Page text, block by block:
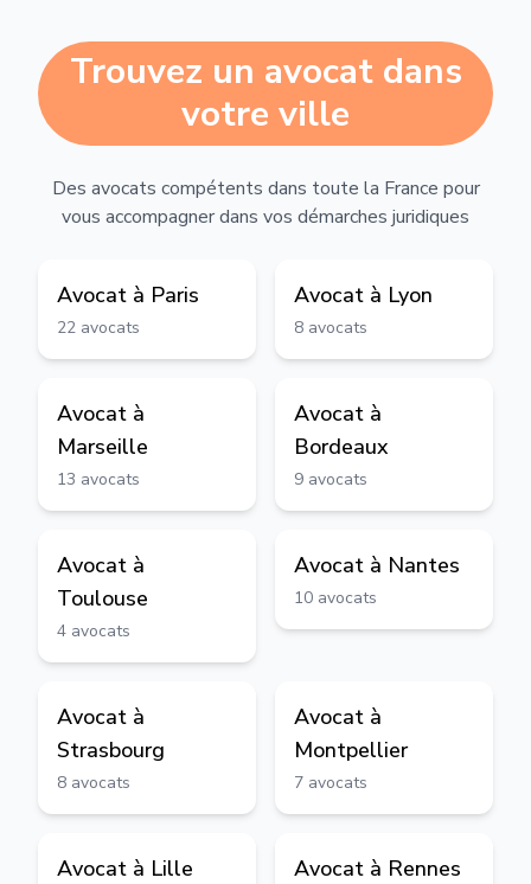
Trouvez un avocat dans
votre ville
Des avocats compétents dans toute la France pour
vous accompagner dans vos démarches juridiques
Avocat à Paris
22 avocats
Avocat à Lyon
8 avocats
Avocat à
Marseille
13 avocats
Avocat à
Bordeaux
9 avocats
Avocat à
Toulouse
4 avocats
Avocat à Nantes
10 avocats
Avocat à
Strasbourg
8 avocats
Avocat à
Montpellier
7 avocats
Avocat à Lille Avocat à Rennes